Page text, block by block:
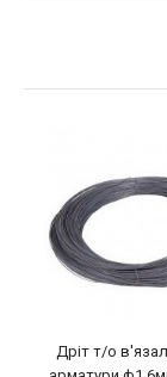
Дріт т/о